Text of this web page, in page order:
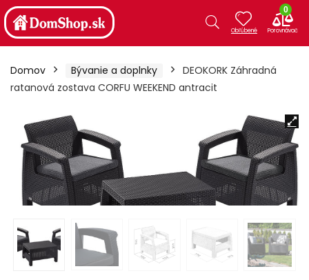
0
Domov Bývanie a doplnky
DEOKORK Záhradná
ratanová zostava CORFU WEEKEND antracit